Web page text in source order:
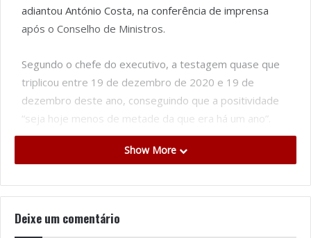
adiantou António Costa, na conferência de imprensa
após o Conselho de Ministros.
Segundo o chefe do executivo, a testagem quase que
triplicou entre 19 de dezembro de 2020 e 19 de
dezembro deste ano, conseguindo que a positividade
“seja hoje menos de metade da que era há um ano”.
Um total de 1.040 farmácias estão registadas para
despiste do coronavírus, assim como 454 laboratórios
temporário de comparticipação.
Show More
Deixe um comentário